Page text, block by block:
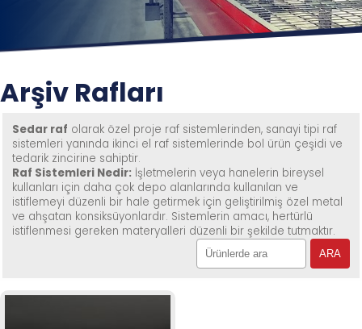
Arşiv Rafları
Sedar raf olarak özel proje raf sistemlerinden, sanayi tipi raf
sistemleri yanında ikinci el raf sistemlerinde bol ürün çeşidi ve
tedarik zincirine sahiptir.
Raf Sistemleri Nedir: İşletmelerin veya hanelerin bireysel
kullanları için daha çok depo alanlarında kullanılan ve
istiflemeyi düzenli bir hale getirmek için geliştirilmiş özel metal
ve ahşatan konsiksüyonlardır. Sistemlerin amacı, hertürlü
istiflenmesi gereken materyalleri düzenli bir şekilde tutmaktır.